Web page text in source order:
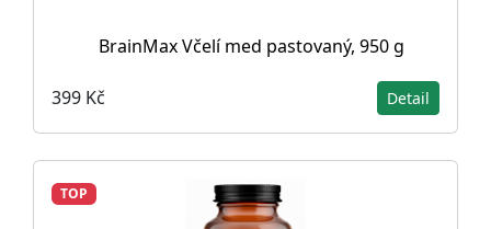
BrainMax Včelí med pastovaný, 950 g
399 Kč Detail
TOP